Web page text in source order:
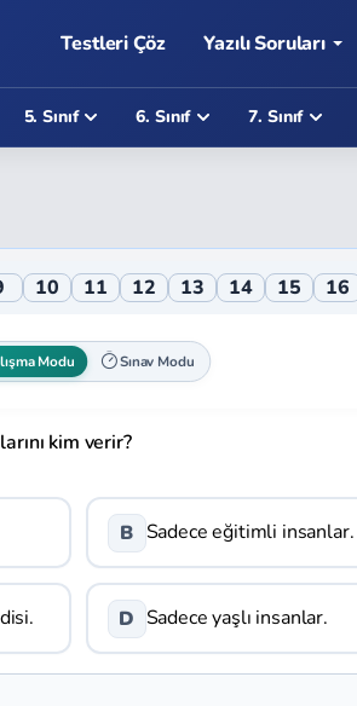
Testleri Çöz Yazılı Soruları
5. Sınıf 6. Sınıf 7. Sınıf
10 11 12 13 14 15 16
Modu Sınav Modu
kim verir?
B Sadece eğitimli insanlar.
D Sadece yaşlı insanlar.